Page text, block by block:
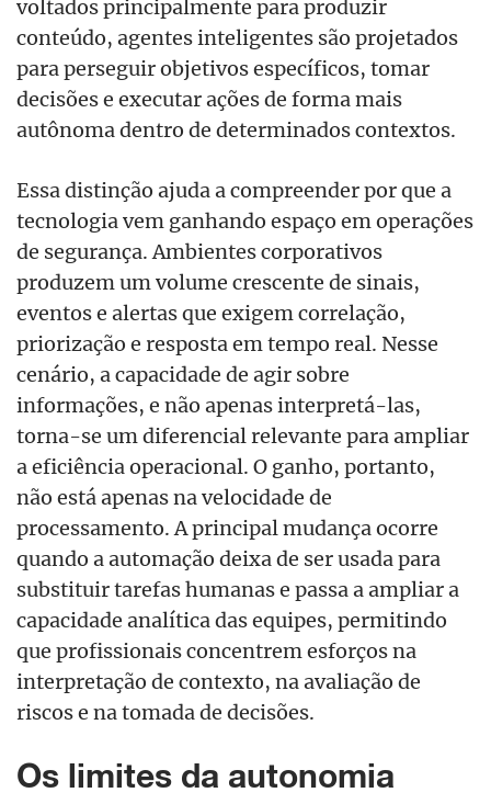
voltados principalmente para produzir
conteúdo, agentes inteligentes são projetados
para perseguir objetivos específicos, tomar
decisões e executar ações de forma mais
autônoma dentro de determinados contextos.
Essa distinção ajuda a compreender por que a
tecnologia vem ganhando espaço em operações
de segurança. Ambientes corporativos
produzem um volume crescente de sinais,
eventos e alertas que exigem correlação,
priorização e resposta em tempo real. Nesse
cenário, a capacidade de agir sobre
informações, e não apenas interpretá-las,
torna-se um diferencial relevante para ampliar
a eficiência operacional. O ganho, portanto,
não está apenas na velocidade de
processamento. A principal mudança ocorre
quando a automação deixa de ser usada para
substituir tarefas humanas e passa a ampliar a
capacidade analítica das equipes, permitindo
que profissionais concentrem esforços na
interpretação de contexto, na avaliação de
riscos e na tomada de decisões.
Os limites da autonomia